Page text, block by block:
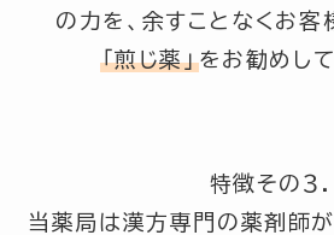
の力を、余すことなくお客
「煎じ薬」をお勧めして
特徴その３.
当薬局は漢方専門の薬剤師